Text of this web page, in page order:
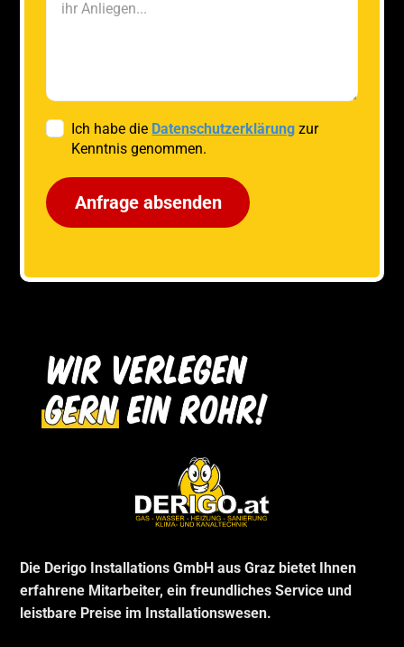
Die Derigo Installations GmbH aus Graz bietet Ihnen
erfahrene Mitarbeiter, ein freundliches Service und
leistbare Preise im Installationswesen.
Ich habe die Datenschutzerklärung zur
Kenntnis genommen.